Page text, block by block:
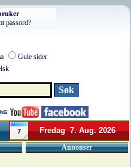
passord?
Gule sider
7 Fredag 7. Aug. 2026
Annonser